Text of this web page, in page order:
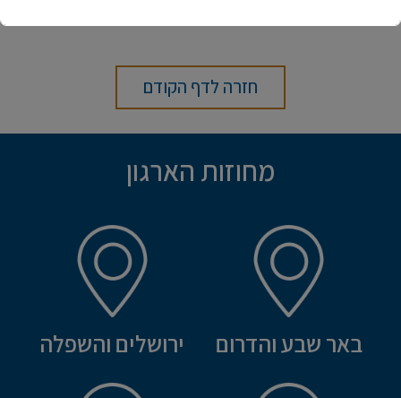
חזרה לדף הקודם
מחוזות הארגון
באר שבע והדרום ירושלים והשפלה